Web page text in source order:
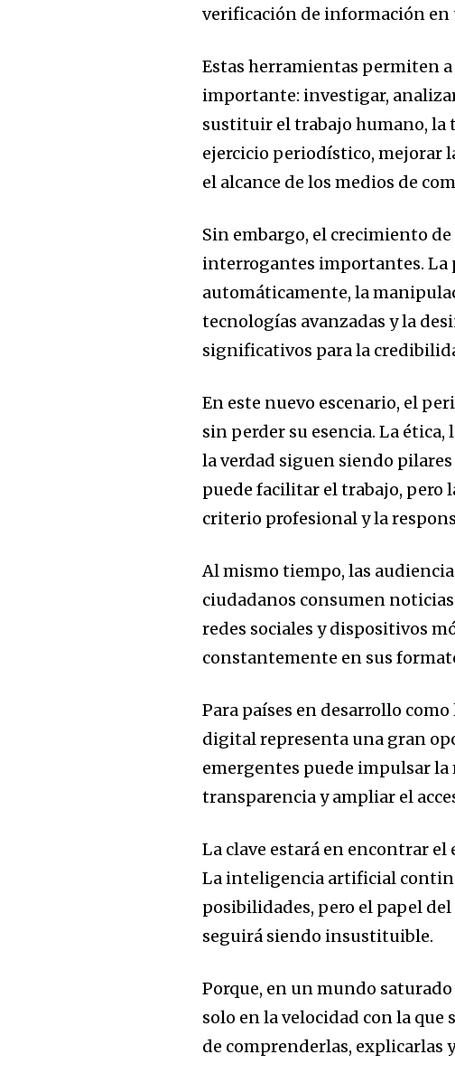
verificación de información en
Estas herramientas permiten
importante: investigar,
sustituir el trabajo humano, la
ejercicio periodístico, mejorar
el alcance de los medios de
Sin embargo, el crecimiento
interrogantes importantes. La
automáticamente, la
tecnologías avanzadas y la
significativos para la
En este nuevo escenario, el
sin perder su esencia. La
la verdad siguen siendo
puede facilitar el trabajo, pero
criterio profesional y la
Al mismo tiempo, las
ciudadanos consumen
redes sociales y dispositivos
constantemente en sus
Para países en desarrollo
digital representa una gran
emergentes puede impulsar
transparencia y ampliar el
La clave estará en encontrar
La inteligencia artificial
posibilidades, pero el papel
seguirá siendo insustituible.
Porque, en un mundo
solo en la velocidad con la
de comprenderlas, explicarlas